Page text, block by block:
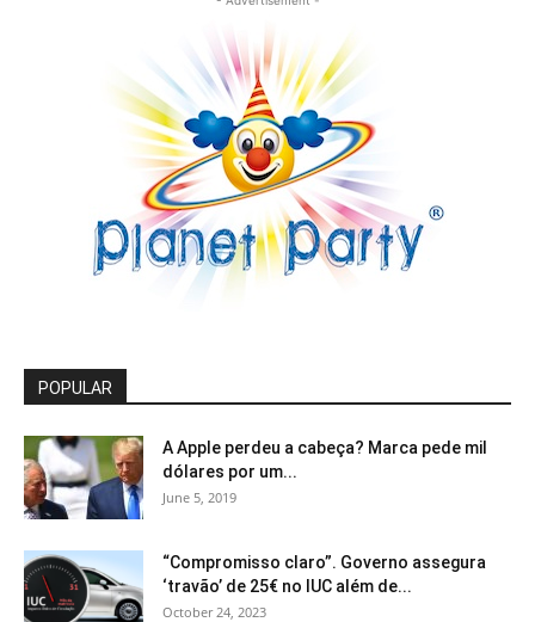
POPULAR
A Apple perdeu a cabeça? Marca pede mil
dólares por um...
June 5, 2019
“Compromisso claro”. Governo assegura
‘travão’ de 25€ no IUC além de...
October 24, 2023